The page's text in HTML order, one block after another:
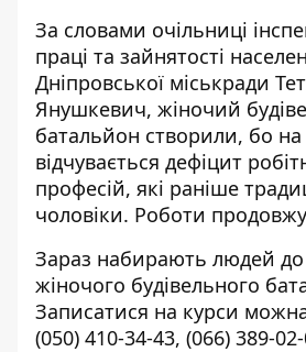
За словами очільниці
праці та зайнятості
Дніпровської міськради
Янушкевич, жіночий
батальйон створили, бо на
відчувається дефіцит
професій, які раніше
чоловіки. Роботи
Зараз набирають людей до
жіночого будівельного
Записатися на курси
(050) 410-34-43, (066) 389-